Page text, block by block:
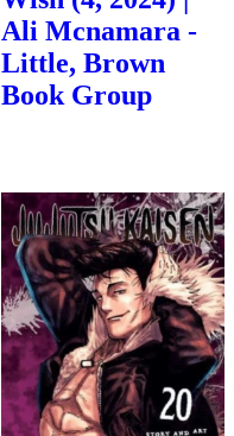
Ali Mcnamara -
Little, Brown
Book Group